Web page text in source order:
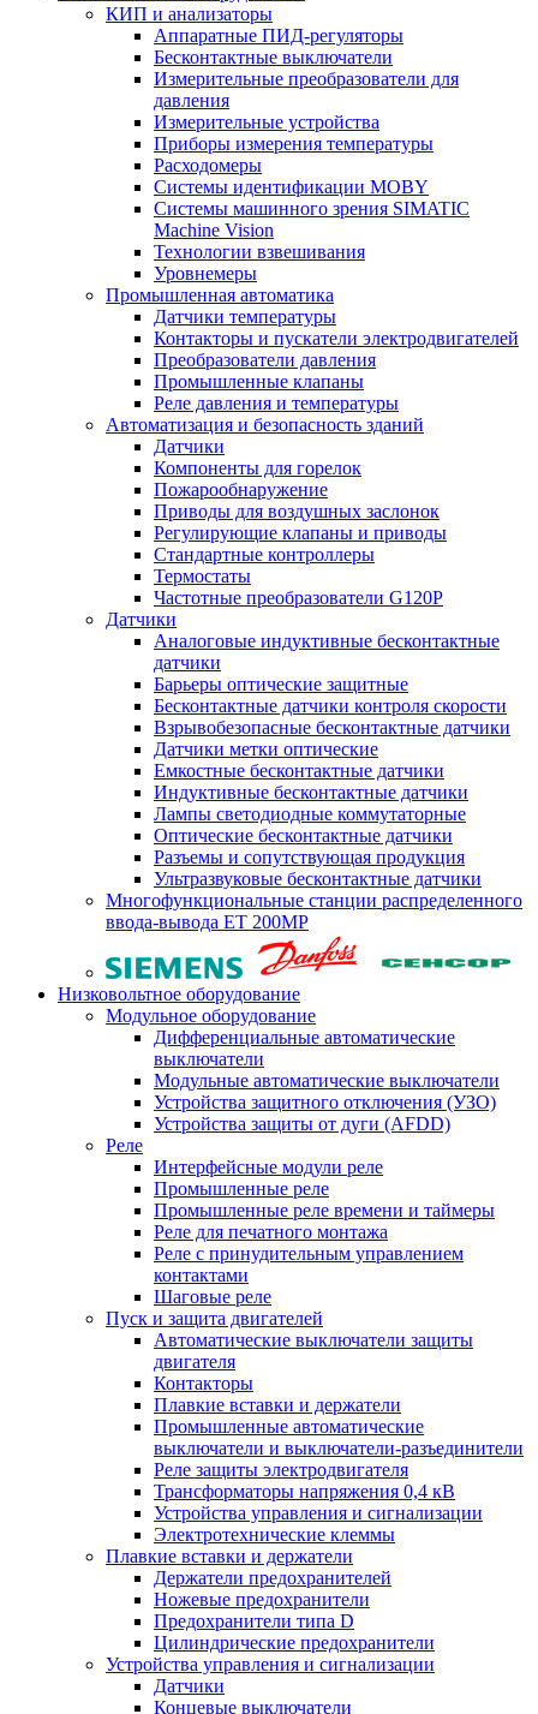
КИП и анализаторы
Аппаратные ПИД-регуляторы
Бесконтактные выключатели
Измерительные преобразователи для
давления
Измерительные устройства
Приборы измерения температуры
Расходомеры
Системы идентификации MOBY
Системы машинного зрения SIMATIC
Machine Vision
Технологии взвешивания
Уровнемеры
Промышленная автоматика
Датчики температуры
Контакторы и пускатели электродвигателей
Преобразователи давления
Промышленные клапаны
Реле давления и температуры
Автоматизация и безопасность зданий
Датчики
Компоненты для горелок
Пожарообнаружение
Приводы для воздушных заслонок
Регулирующие клапаны и приводы
Стандартные контроллеры
Термостаты
Частотные преобразователи G120P
Датчики
Аналоговые индуктивные бесконтактные
датчики
Барьеры оптические защитные
Бесконтактные датчики контроля скорости
Взрывобезопасные бесконтактные датчики
Датчики метки оптические
Емкостные бесконтактные датчики
Индуктивные бесконтактные датчики
Лампы светодиодные коммутаторные
Оптические бесконтактные датчики
Разъемы и сопутствующая продукция
Ультразвуковые бесконтактные датчики
Многофункциональные станции распределенного
ввода-вывода ET 200MP
Низковольтное оборудование
Модульное оборудование
Дифференциальные автоматические
выключатели
Модульные автоматические выключатели
Устройства защитного отключения (УЗО)
Устройства защиты от дуги (AFDD)
Реле
Интерфейсные модули реле
Промышленные реле
Промышленные реле времени и таймеры
Реле для печатного монтажа
Реле с принудительным управлением
контактами
Шаговые реле
Пуск и защита двигателей
Автоматические выключатели защиты
двигателя
Контакторы
Плавкие вставки и держатели
Промышленные автоматические
выключатели и выключатели-разъединители
Реле защиты электродвигателя
Трансформаторы напряжения 0,4 кВ
Устройства управления и сигнализации
Электротехнические клеммы
Плавкие вставки и держатели
Держатели предохранителей
Ножевые предохранители
Предохранители типа D
Цилиндрические предохранители
Устройства управления и сигнализации
Датчики
Концевые выключатели